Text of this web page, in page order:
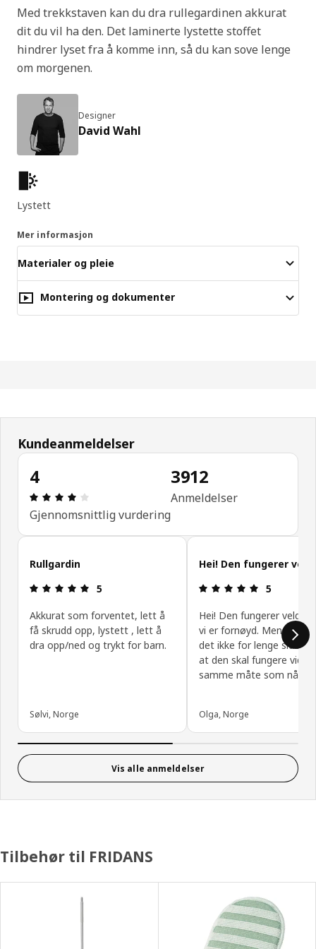
Med trekkstaven kan du dra rullegardinen akkurat
dit du vil ha den. Det laminerte lystette stoffet
hindrer lyset fra å komme inn, så du kan sove lenge
om morgenen.
Designer
David Wahl
Produktfunksjoner
Lystett
Mer informasjon
Materialer og pleie
Montering og dokumenter
Kundeanmeldelser
4
Produktomtale: 4 ingen kundevurdering 5
Gjennomsnittlig vurdering
3912
Anmeldelser
Hopp over kundeanmeldelser
Rullgardin
Produktomtale: 5 ingen kundevurdering 5
5
Akkurat som forventet, lett å
få skrudd opp, lystett , lett å
dra opp/ned og trykt for barn.
Sølvi, Norge
Hei! Den fungerer
5
Hei! Den fungerer veldig
vi er fornøyd. Men jeg
det ikke for lenge siden...
at den skal fungere
samme måte som nå🌞
Olga, Norge
Vis alle anmeldelser
Tilbehør til FRIDANS